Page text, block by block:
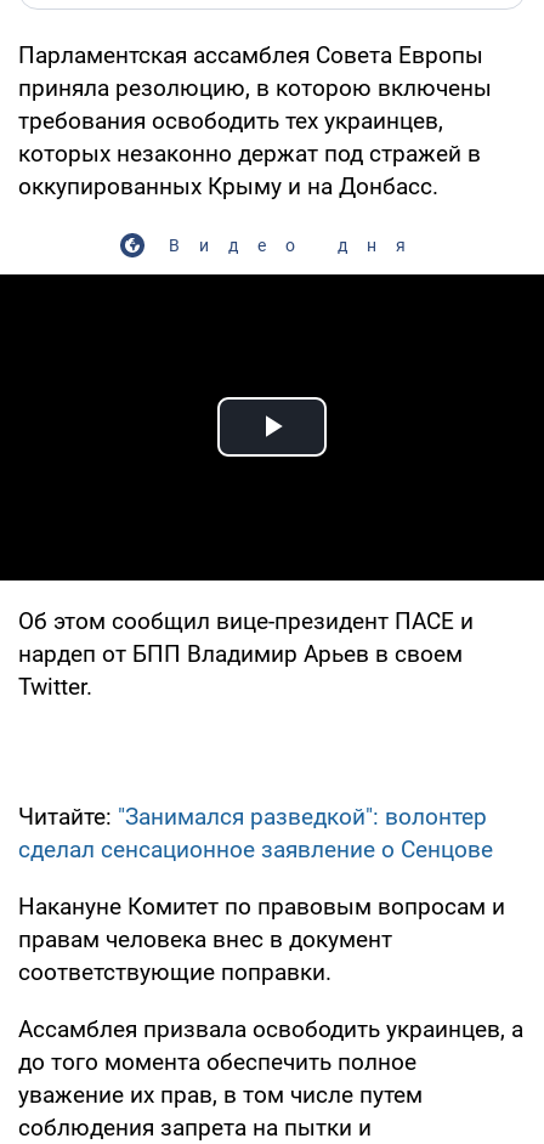
Парламентская ассамблея Совета Европы
приняла резолюцию, в которою включены
требования освободить тех украинцев,
которых незаконно держат под стражей в
оккупированных Крыму и на Донбасс.
Видео дня
Play Video
Об этом сообщил вице-президент ПАСЕ и
нардеп от БПП Владимир Арьев в своем
Twitter.
Читайте: "Занимался разведкой": волонтер
сделал сенсационное заявление о Сенцове
Накануне Комитет по правовым вопросам и
правам человека внес в документ
соответствующие поправки.
Ассамблея призвала освободить украинцев, а
до того момента обеспечить полное
уважение их прав, в том числе путем
соблюдения запрета на пытки и